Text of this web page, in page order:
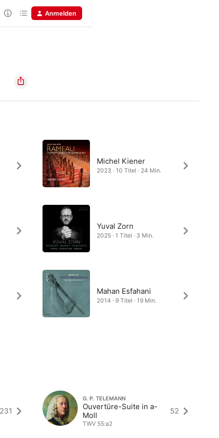
Anmelden
Michel Kiener
2023 · 10 Titel · 24 Min.
Yuval Zorn
2025 · 1 Titel · 3 Min.
Mahan Esfahani
2014 · 9 Titel · 19 Min.
231
G. P. TELEMANN
Ouvertüre-Suite in a-
Moll
TWV 55:a2
52